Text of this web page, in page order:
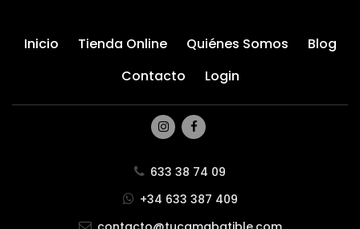
Inicio Tienda Online Quiénes Somos
Blog
Contacto
Login
633 38 74 09
+34 633 387 409